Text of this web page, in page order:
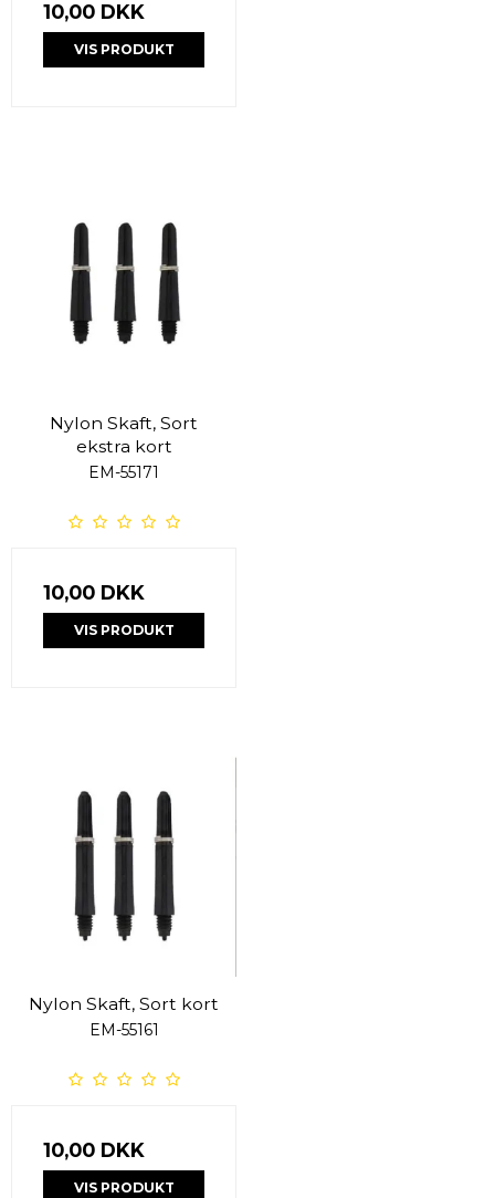
10,00 DKK
VIS PRODUKT
Nylon Skaft, Sort
ekstra kort
EM-55171
10,00 DKK
VIS PRODUKT
Nylon Skaft, Sort kort
EM-55161
10,00 DKK
VIS PRODUKT